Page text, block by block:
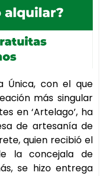
Única, con el que
más singular
en ‘Artelago’, ha
de artesanía de
quien recibió el
la concejala de
se hizo entrega